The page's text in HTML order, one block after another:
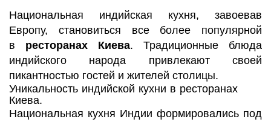
Национальная индийская кухня, завоевав
Европу, становиться все более популярной
в ресторанах Киева. Традиционные блюда
индийского народа привлекают своей
пикантностью гостей и жителей столицы.
Уникальность индийской кухни в ресторанах
Киева.
Национальная кухня Индии формировались под